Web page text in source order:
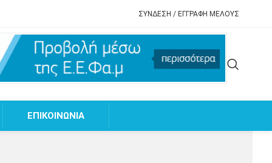
ΣΥΝΔΕΣΗ / ΕΓΓΡΑΦΗ ΜΕΛΟΥΣ
EΠΙΚΟΙΝΩΝΙΑ